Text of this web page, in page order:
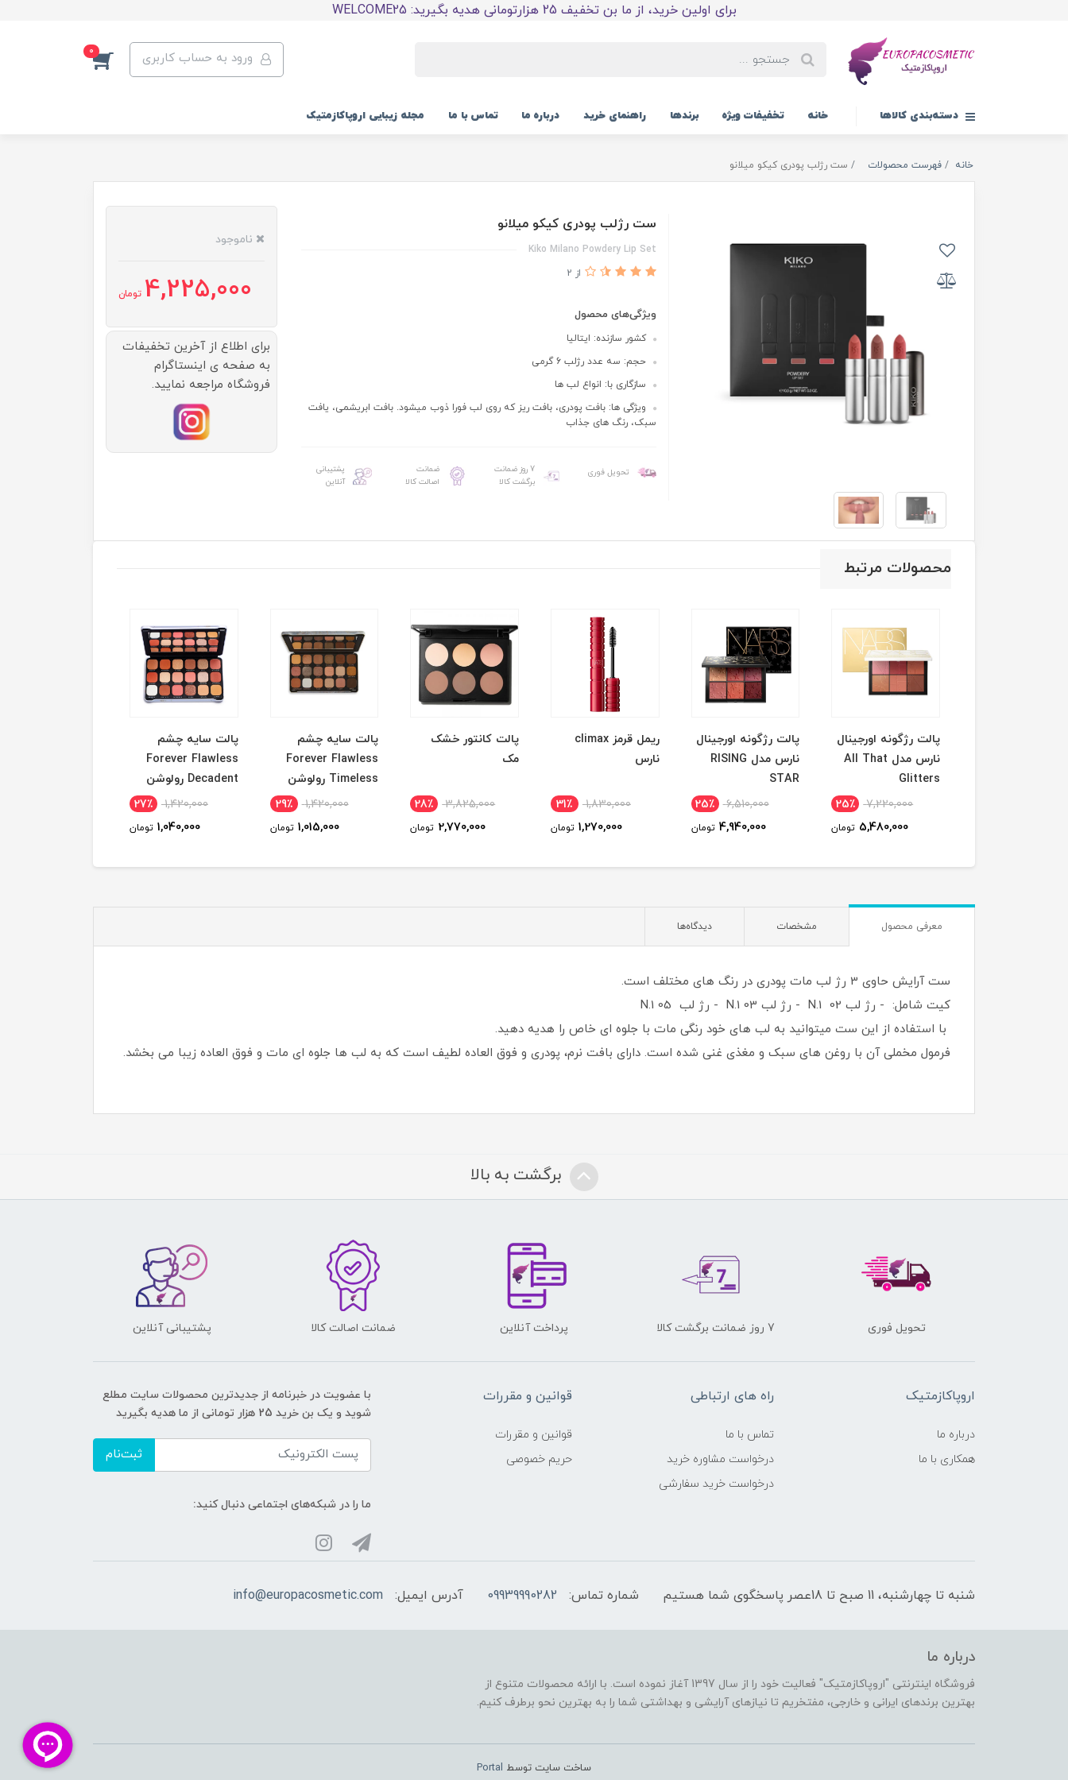
برای اولین خرید، از ما بن تخفیف 25 هزارتومانی هدیه بگیرید: WELCOME25
ورود به حساب کاربری 0
دسته‌بندی کالاها خانه تخفیفات ویژه برندها راهنمای خرید درباره ما تماس با ما مجله زیبایی اروپاکازمتیک
خانه فهرست محصولات ست رژلب پودری کیکو میلانو
ست رژلب پودری کیکو میلانو
Kiko Milano Powdery Lip Set
از 2
ویژگی‌های محصول
کشور سازنده: ایتالیا
حجم: سه عدد رژلب 6 گرمی
سازگاری با: انواع لب ها
ویژگی ها: بافت پودری، بافت ریز که روی لب فورا ذوب میشود. بافت ابریشمی، یافت
سبک، رنگ های جذاب
تحویل فوری
7 روز ضمانت
برگشت کالا
ضمانت
اصالت کالا
پشتیبانی
آنلاین
ناموجود
4,225,000 تومان
برای اطلاع از آخرین تخفیفات
به صفحه ی اینستاگرام
فروشگاه مراجعه نمایید.
محصولات مرتبط
پالت رژگونه اورجینال
نارس مدل All That
Glitters
7,220,000 25٪
5,480,000 تومان
پالت رژگونه اورجینال
نارس مدل RISING
STAR
6,510,000 25٪
4,940,000 تومان
ریمل قرمز climax
نارس
1,830,000 31٪
1,270,000 تومان
پالت کانتور خشک
مک
3,825,000 28٪
2,770,000 تومان
پالت سایه چشم
Forever Flawless
Timeless رولوشن
1,420,000 29٪
1,015,000 تومان
پالت سایه چشم
Forever Flawless
Decadent رولوشن
1,420,000 27٪
1,040,000 تومان
معرفی محصول مشخصات دیدگاه‌ها
ست آرایش حاوی 3 رژ لب مات پودری در رنگ های مختلف است.
کیت شامل: - رژ لب N.1 02 - رژ لب N.1 03 - رژ لب N.1 05
با استفاده از این ست میتوانید به لب های خود رنگی مات با جلوه ای خاص را هدیه دهید.
فرمول مخملی آن با روغن های سبک و مغذی غنی شده است. دارای بافت نرم، پودری و فوق العاده لطیف است که به لب ها جلوه ای مات و فوق العاده زیبا می بخشد.
برگشت به بالا
تحویل فوری 7 روز ضمانت برگشت کالا پرداخت آنلاین ضمانت اصالت کالا پشتیبانی آنلاین
اروپاکازمتیک
درباره ما
همکاری با ما
راه های ارتباطی
تماس با ما
درخواست مشاوره خرید
درخواست خرید سفارشی
قوانین و مقررات
قوانین و مقررات
حریم خصوصی
با عضویت در خبرنامه از جدیدترین محصولات سایت مطلع
شوید و یک بن خرید 25 هزار تومانی از ما هدیه بگیرید
ثبت‌نام
ما را در شبکه‌های اجتماعی دنبال کنید:
شنبه تا چهارشنبه، 11 صبح تا 18عصر پاسخگوی شما هستیم شماره تماس: 09939990282 آدرس ایمیل: info@europacosmetic.com
درباره ما
فروشگاه اینترنتی "اروپاکازمتیک" فعالیت خود را از سال 1397 آغاز نموده است. با ارائه محصولات متنوع از
بهترین برندهای ایرانی و خارجی، مفتخریم تا نیازهای آرایشی و بهداشتی شما را به بهترین نحو برطرف کنیم.
ساخت سایت توسط Portal